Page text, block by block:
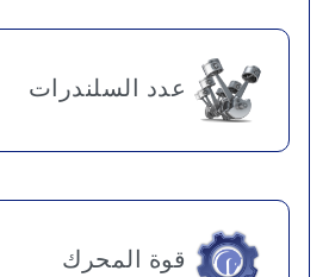
عدد السلندرات
قوة المحرك